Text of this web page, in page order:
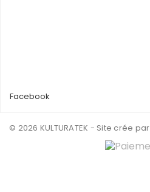
Facebook
© 2026 KULTURATEK - Site crée par